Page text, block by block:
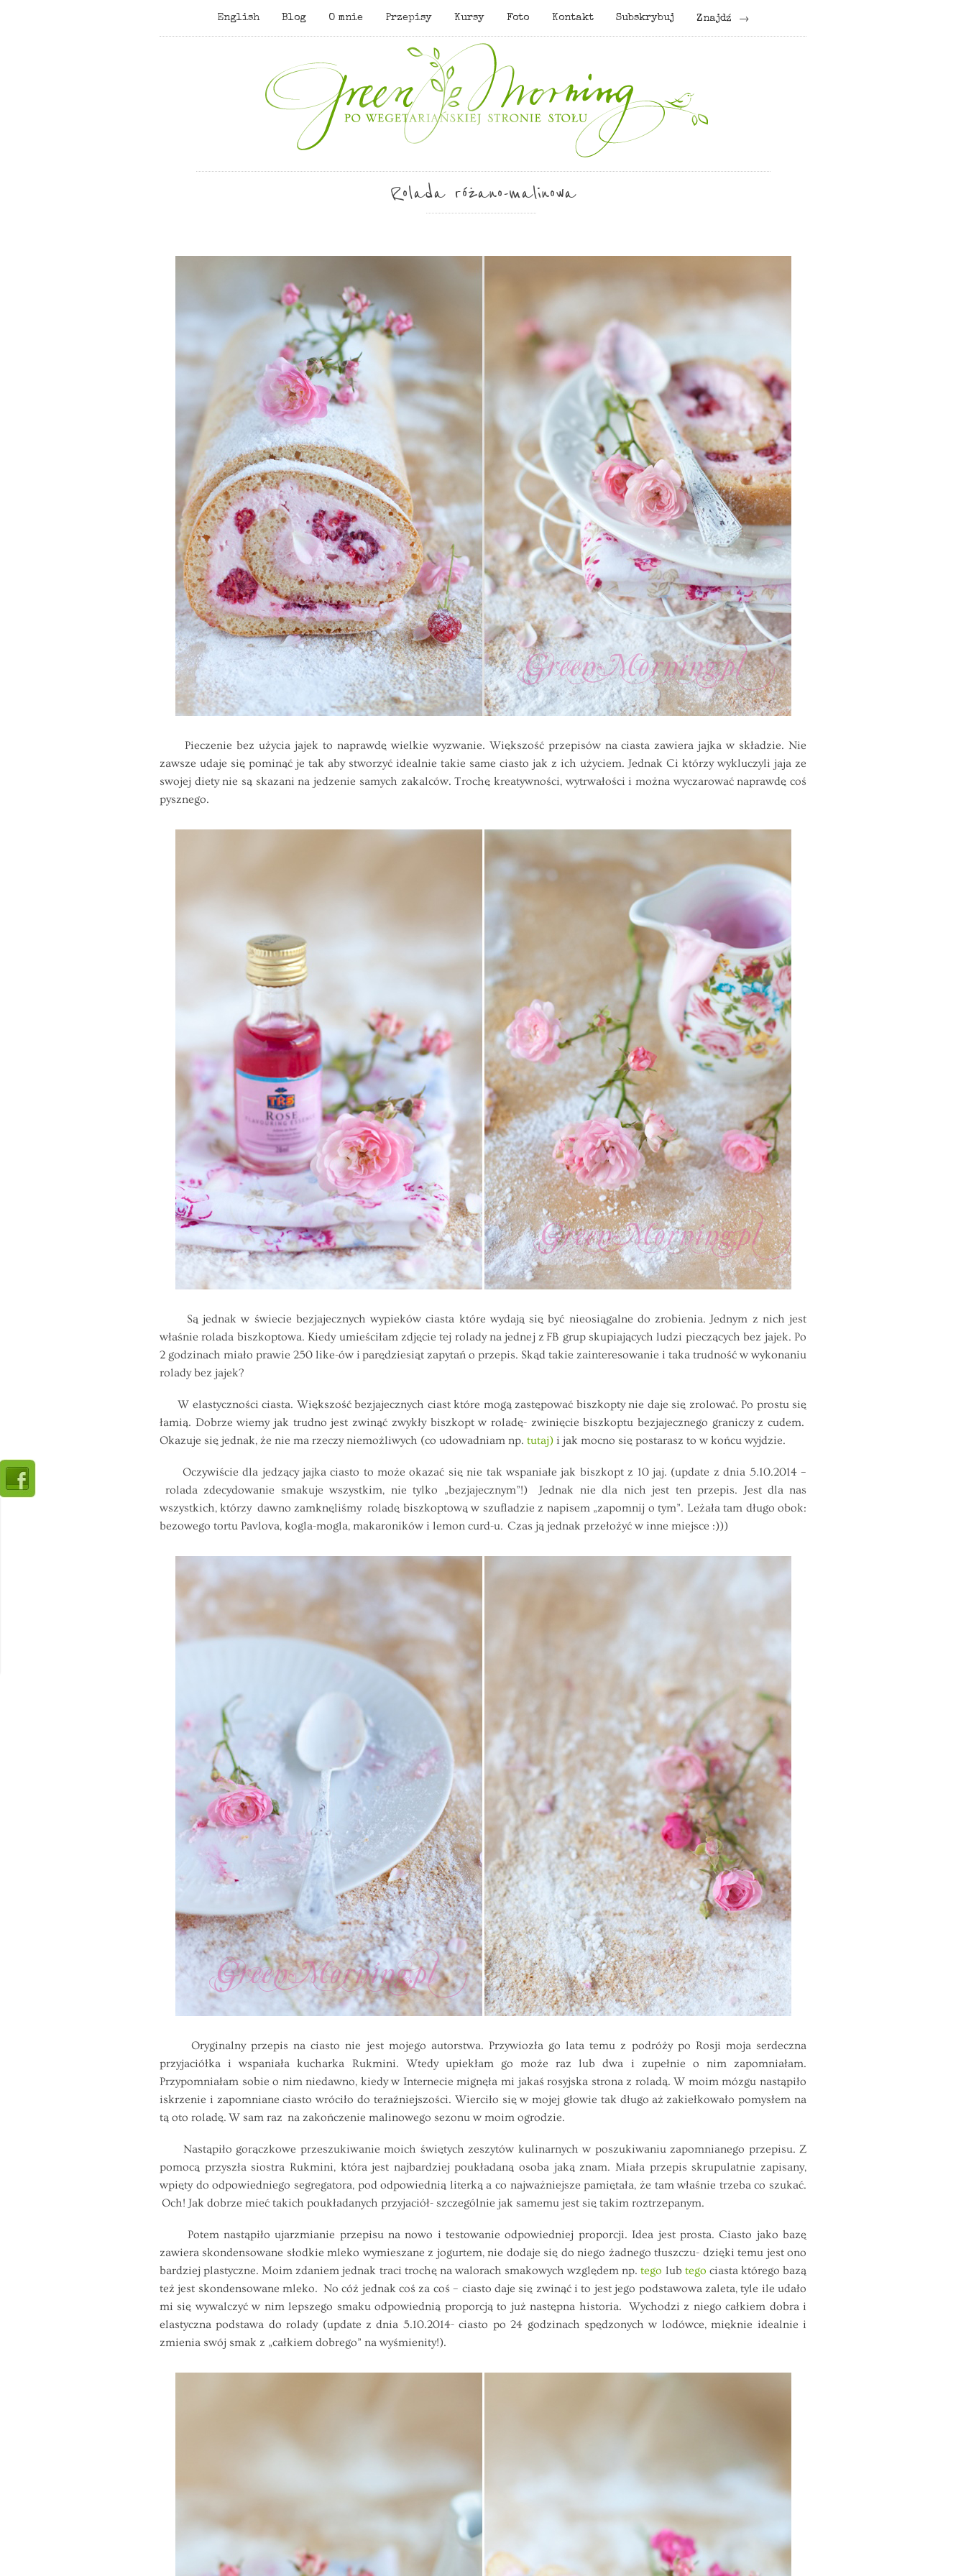
English Blog O mnie Przepisy Kursy Foto Kontakt Subskrybuj Znajdź
Rolada różano-malinowa
Pieczenie bez użycia jajek to naprawdę wielkie wyzwanie. Większość przepisów na ciasta zawiera jajka w składzie. Nie
zawsze udaje się pominąć je tak aby stworzyć idealnie takie same ciasto jak z ich użyciem. Jednak Ci którzy wykluczyli jaja ze
swojej diety nie są skazani na jedzenie samych zakalców. Trochę kreatywności, wytrwałości i można wyczarować naprawdę coś
pysznego.
Są jednak w świecie bezjajecznych wypieków ciasta które wydają się być nieosiągalne do zrobienia. Jednym z nich jest
właśnie rolada biszkoptowa. Kiedy umieściłam zdjęcie tej rolady na jednej z FB grup skupiających ludzi pieczących bez jajek. Po
2 godzinach miało prawie 250 like-ów i parędziesiąt zapytań o przepis. Skąd takie zainteresowanie i taka trudność w wykonaniu
rolady bez jajek?
W elastyczności ciasta. Większość bezjajecznych ciast które mogą zastępować biszkopty nie daje się zrolować. Po prostu się
łamią. Dobrze wiemy jak trudno jest zwinąć zwykły biszkopt w roladę- zwinięcie biszkoptu bezjajecznego graniczy z cudem.
Okazuje się jednak, że nie ma rzeczy niemożliwych (co udowadniam np. tutaj) i jak mocno się postarasz to w końcu wyjdzie.
Oczywiście dla jedzący jajka ciasto to może okazać się nie tak wspaniałe jak biszkopt z 10 jaj. (update z dnia 5.10.2014 –
rolada zdecydowanie smakuje wszystkim, nie tylko „bezjajecznym”!) Jednak nie dla nich jest ten przepis. Jest dla nas
wszystkich, którzy dawno zamknęliśmy roladę biszkoptową w szufladzie z napisem „zapomnij o tym”. Leżała tam długo obok:
bezowego tortu Pavlova, kogla-mogla, makaroników i lemon curd-u. Czas ją jednak przełożyć w inne miejsce :)))
Oryginalny przepis na ciasto nie jest mojego autorstwa. Przywiozła go lata temu z podróży po Rosji moja serdeczna
przyjaciółka i wspaniała kucharka Rukmini. Wtedy upiekłam go może raz lub dwa i zupełnie o nim zapomniałam.
Przypomniałam sobie o nim niedawno, kiedy w Internecie mignęła mi jakaś rosyjska strona z roladą. W moim mózgu nastąpiło
iskrzenie i zapomniane ciasto wróciło do teraźniejszości. Wierciło się w mojej głowie tak długo aż zakiełkowało pomysłem na
tą oto roladę. W sam raz na zakończenie malinowego sezonu w moim ogrodzie.
Nastąpiło gorączkowe przeszukiwanie moich świętych zeszytów kulinarnych w poszukiwaniu zapomnianego przepisu. Z
pomocą przyszła siostra Rukmini, która jest najbardziej poukładaną osoba jaką znam. Miała przepis skrupulatnie zapisany,
wpięty do odpowiedniego segregatora, pod odpowiednią literką a co najważniejsze pamiętała, że tam właśnie trzeba co szukać.
Och! Jak dobrze mieć takich poukładanych przyjaciół- szczególnie jak samemu jest się takim roztrzepanym.
Potem nastąpiło ujarzmianie przepisu na nowo i testowanie odpowiedniej proporcji. Idea jest prosta. Ciasto jako bazę
zawiera skondensowane słodkie mleko wymieszane z jogurtem, nie dodaje się do niego żadnego tłuszczu- dzięki temu jest ono
bardziej plastyczne. Moim zdaniem jednak traci trochę na walorach smakowych względem np.tego lub tego ciasta którego bazą
też jest skondensowane mleko. No cóż jednak coś za coś – ciasto daje się zwinąć i to jest jego podstawowa zaleta, tyle ile udało
mi się wywalczyć w nim lepszego smaku odpowiednią proporcją to już następna historia. Wychodzi z niego całkiem dobra i
elastyczna podstawa do rolady (update z dnia 5.10.2014- ciasto po 24 godzinach spędzonych w lodówce, mięknie idealnie i
zmienia swój smak z „całkiem dobrego” na wyśmienity!).